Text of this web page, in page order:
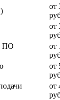
от
от
ПО
от
от
от